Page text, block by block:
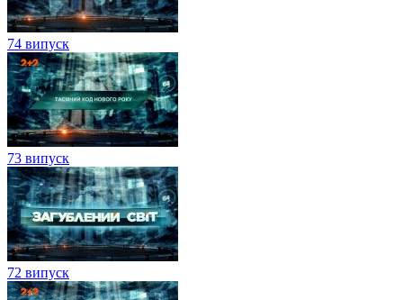
74 випуск
73 випуск
72 випуск